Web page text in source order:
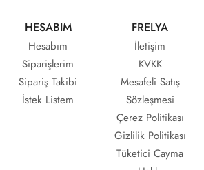
HESABIM
Hesabım
Siparişlerim
Sipariş Takibi
İstek Listem
FRELYA
İletişim
KVKK
Mesafeli Satış
Sözleşmesi
Çerez Politikası
Gizlilik Politikası
Tüketici Cayma